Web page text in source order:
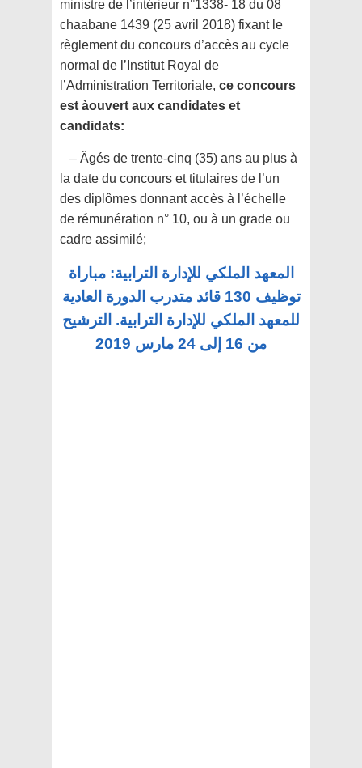
ministre de l’intérieur n°1338- 18 du 08
chaabane 1439 (25 avril 2018) fixant le
règlement du concours d’accès au cycle
normal de l’Institut Royal de
l’Administration Territoriale, ce concours
est àouvert aux candidates et
candidats:
– Âgés de trente-cinq (35) ans au plus à
la date du concours et titulaires de l’un
des diplômes donnant accès à l’échelle
de rémunération n° 10, ou à un grade ou
cadre assimilé;
المعهد الملكي للإدارة الترابية: مباراة
توظيف 130 قائد متدرب الدورة العادية
للمعهد الملكي للإدارة الترابية. الترشيح
من 16 إلى 24 مارس 2019